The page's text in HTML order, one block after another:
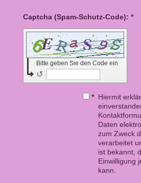
Captcha (Spam-Schutz-Code): *
Bitte geben Sie den Code ein
↺
* Hiermit
Daten
zum Zweck
verarbeitet
ist bekannt,
Einwilligung
kann.